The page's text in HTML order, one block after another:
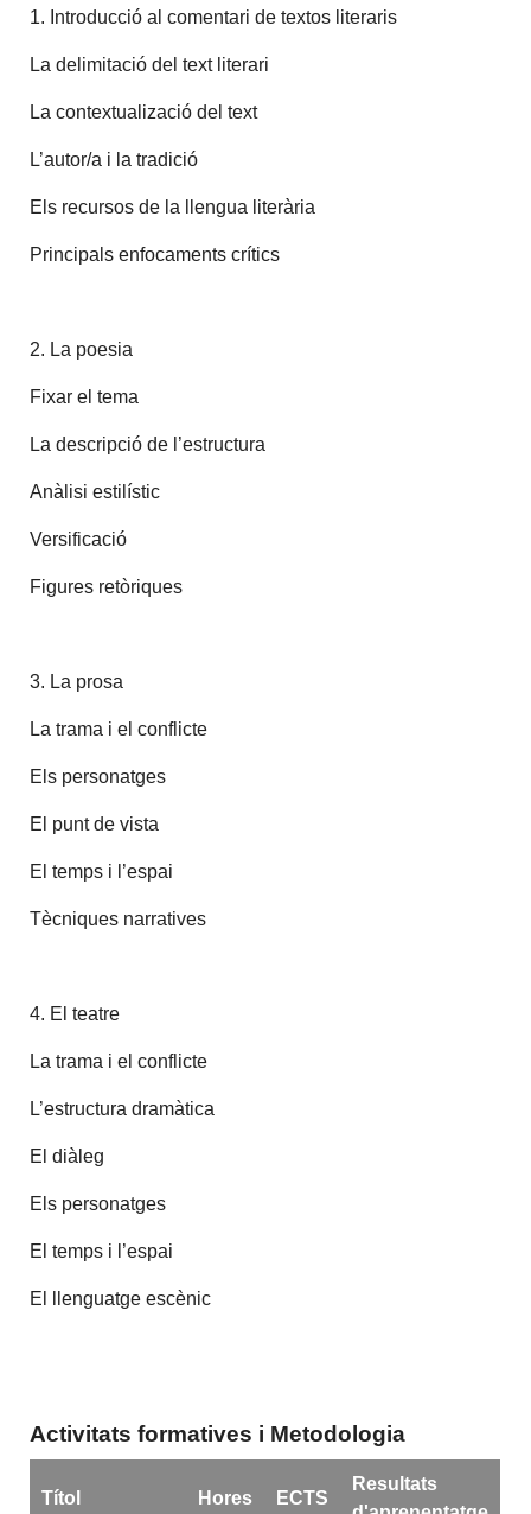
1. Introducció al comentari de textos literaris
La delimitació del text literari
La contextualizació del text
L’autor/a i la tradició
Els recursos de la llengua literària
Principals enfocaments crítics
2. La poesia
Fixar el tema
La descripció de l’estructura
Anàlisi estilístic
Versificació
Figures retòriques
3. La prosa
La trama i el conflicte
Els personatges
El punt de vista
El temps i l’espai
Tècniques narratives
4. El teatre
La trama i el conflicte
L’estructura dramàtica
El diàleg
Els personatges
El temps i l’espai
El llenguatge escènic
Activitats formatives i Metodologia
Títol Hores ECTS
Resultats